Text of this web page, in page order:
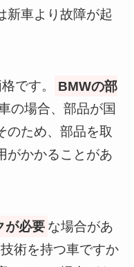
新車より故障が起
です。
BMWの部
の場合、部品が国
のため、部品を取
がかかることがあ
が必要 な場合があ
術を持つ車ですか